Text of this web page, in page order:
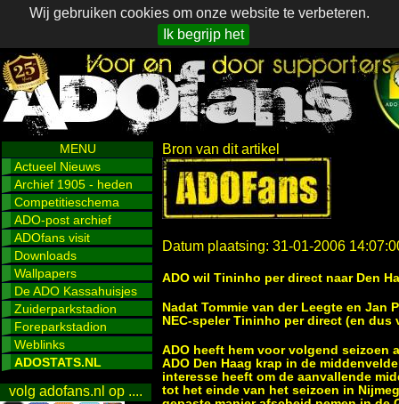
Wij gebruiken cookies om onze website te verbeteren.
Ik begrijp het
MENU
Actueel Nieuws
Archief 1905 - heden
Competitieschema
ADO-post archief
ADOfans visit
Downloads
Wallpapers
De ADO Kassahuisjes
Zuiderparkstadion
Foreparkstadion
Weblinks
ADOSTATS.NL
volg adofans.nl op ....
Bron van dit artikel
Datum plaatsing: 31-01-2006
ADO wil Tininho per direct naar Den
Nadat Tommie van der Leegte en Jan
NEC-speler Tininho per direct (en
ADO heeft hem voor volgend seizoen
ADO Den Haag krap in de
interesse heeft om de aanvallende
tot het einde van het seizoen in